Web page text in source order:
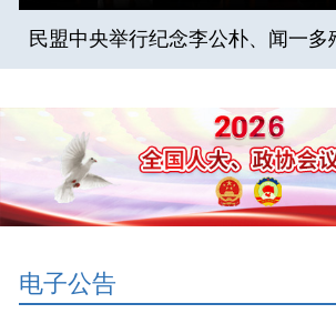
民盟中央举行纪念李公朴、闻一多
电子公告